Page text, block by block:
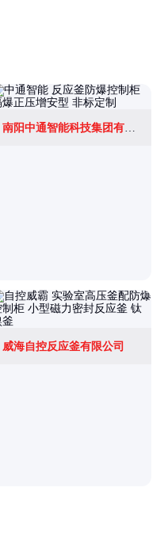
南阳中通智能科技集团有限公司
威海自控反应釜有限公司